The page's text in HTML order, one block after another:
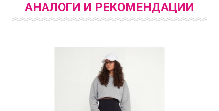
АНАЛОГИ И РЕКОМЕНДАЦИИ